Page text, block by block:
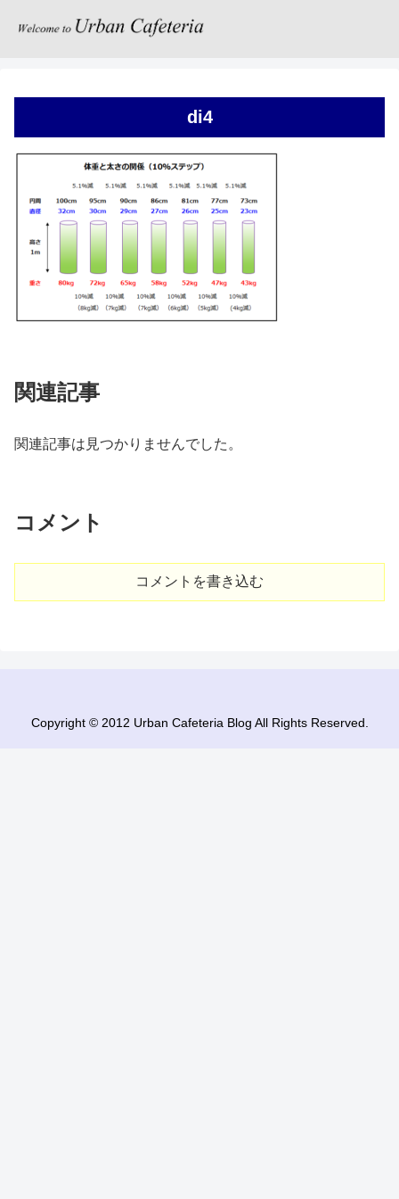
di4
関連記事
関連記事は見つかりませんでした。
コメント
コメントを書き込む
Copyright © 2012 Urban Cafeteria Blog All Rights Reserved.